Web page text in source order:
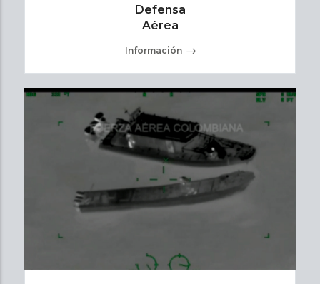
Defensa
Aérea
Información